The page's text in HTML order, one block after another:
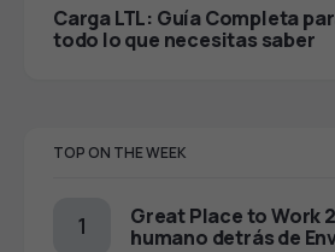
Carga LTL: Guía Completa
todo lo que necesitas saber
TOP ON THE WEEK
Great Place to Work
humano detrás de